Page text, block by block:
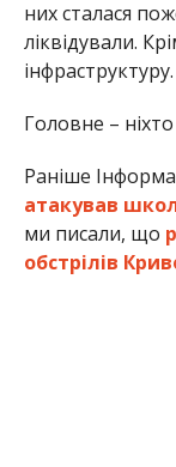
них сталася
ліквідували.
інфраструктуру.
Головне –
Раніше
атакував
ми писали, що
обстрілів